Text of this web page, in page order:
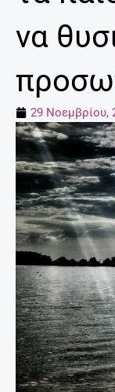
να
29 Νοεμβρίου,